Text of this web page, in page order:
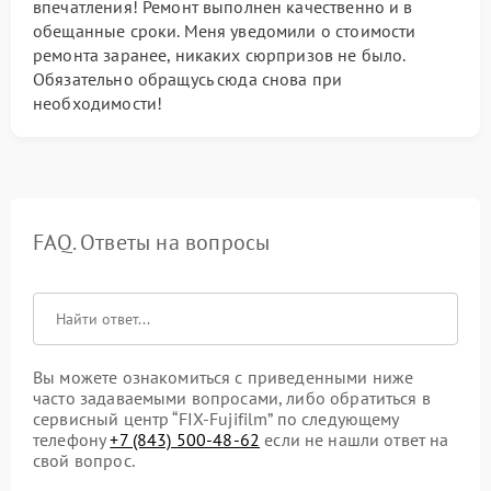
впечатления! Ремонт выполнен качественно и в
обещанные сроки. Меня уведомили о стоимости
ремонта заранее, никаких сюрпризов не было.
Обязательно обращусь сюда снова при
необходимости!
FAQ. Ответы на вопросы
Вы можете ознакомиться с приведенными ниже
часто задаваемыми вопросами, либо обратиться в
сервисный центр “FIX-Fujifilm” по следующему
телефону+7 (843) 500-48-62 если не нашли ответ на
свой вопрос.